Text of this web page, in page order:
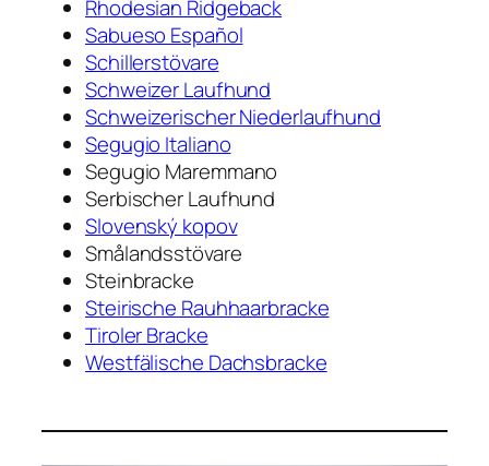
Rhodesian Ridgeback
Sabueso Español
Schillerstövare
Schweizer Laufhund
Schweizerischer Niederlaufhund
Segugio Italiano
Segugio Maremmano
Serbischer Laufhund
Slovenský kopov
Smålandsstövare
Steinbracke
Steirische Rauhhaarbracke
Tiroler Bracke
Westfälische Dachsbracke